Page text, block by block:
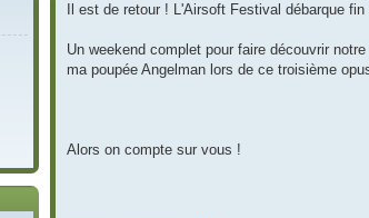
Il est de retour ! L'Airsoft Festival débarque fin
Un weekend complet pour faire découvrir
ma poupée Angelman lors de ce troisième
Alors on compte sur vous !